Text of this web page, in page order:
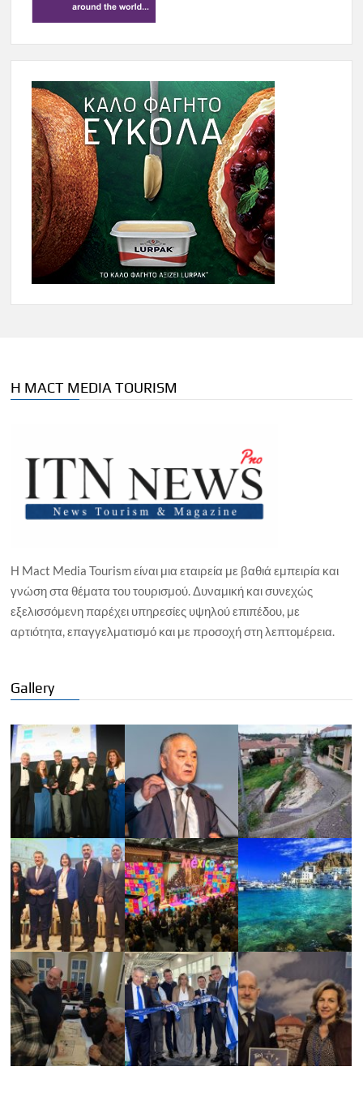
Η MACT MEDIA TOURISM
Η Mact Media Tourism είναι μια εταιρεία με βαθιά εμπειρία και
γνώση στα θέματα του τουρισμού. Δυναμική και συνεχώς
εξελισσόμενη παρέχει υπηρεσίες υψηλού επιπέδου, με
αρτιότητα, επαγγελματισμό και με προσοχή στη λεπτομέρεια.
Gallery